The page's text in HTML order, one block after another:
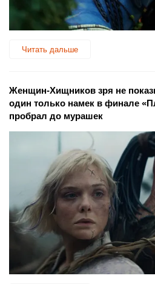
Читать дальше
Женщин-Хищников зря не
один только намек в финале
пробрал до мурашек